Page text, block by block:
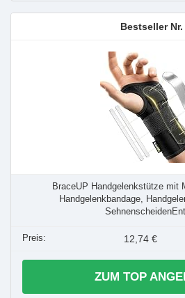
BraceUP Handgelenkstütze mit
Handgelenkbandage,
12,74 €
ZUM TOP